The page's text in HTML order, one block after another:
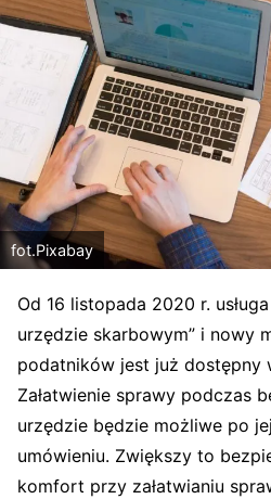
fot.Pixabay
Od 16 listopada 2020 r.
urzędzie skarbowym” i nowy
podatników jest już dostępny
Załatwienie sprawy podczas
urzędzie będzie możliwe po
umówieniu. Zwiększy to
komfort przy załatwianiu